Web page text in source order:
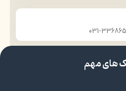
های مهم